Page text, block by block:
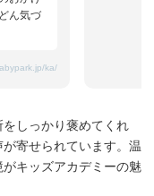
ん気づ
ka/
しっかり褒めてくれ
寄せられています。温
キッズアカデミーの魅